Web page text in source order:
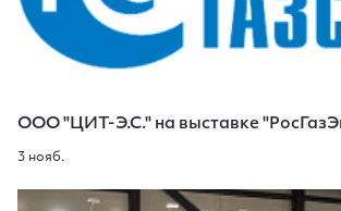
ООО "ЦИТ-Э.С." на выставке
3 нояб.